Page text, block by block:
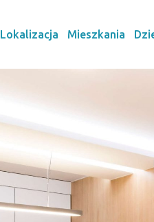
Lokalizacja Mieszkania